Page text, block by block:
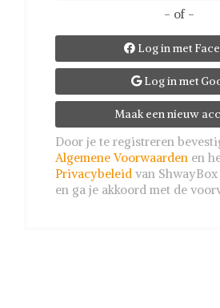
- of -
Log in met
Log in met
Maak een nieuw
Door je te registreren
Algemene Voorwaarden en
Privacybeleid van
en ga je akkoord met de